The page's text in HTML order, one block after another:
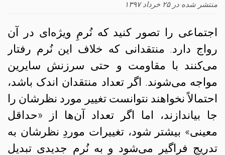
منتشر شده در۲۵ خرداد ۱۳۹۷
اجتماعی را تصور کنید که نُرمِ ویژه‌ای در آن
رواج دارد. منتقدانی که خلاف این نُرم رفتار
می‌کنند با مقاومت و حتی سرزنش سایرین
مواجه می‌شوند. اگر تعداد منتقدان اندک باشد،
احتمالاً نخواهند نتوانست تغییر مورد نظرشان را
جا بیاندازند، اما اگر تعداد آن‌ها از «حداقل
معینی» بیشتر شود، تغییرات موردِ نظرشان به
تدریج فراگیر می‌شود و به نُرم جدیدی تبدیل